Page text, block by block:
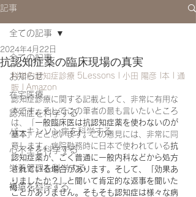
記事
全ての記事
お知らせ
在宅医療
認知症を科学する
パーキンソン病を科学する
心不全を科学する
栄養管理を科学する
褥瘡を科学する
全ての記事
抗認知症薬の臨床現場の真実
2024年4月22日
科学的認知症診療 5Lessons | 小田 陽彦 |本 | 通
販 | Amazon
認知症診療に関する記載として、非常に有用な
本です。そしてこの筆者の最も言いたいところ
は、「 一般臨床医は抗認知症薬を使わないのが
基本」だと思います。この意見には、非常に同
意します。病院勤務時に日本で使われている抗
認知症薬が、ごく普通に一般内科などから処方
されている場合があります。そして、「効果あ
りましたか？」と聞いて肯定的な返事を聞いた
ことがありません。そもそも認知症は様々な病